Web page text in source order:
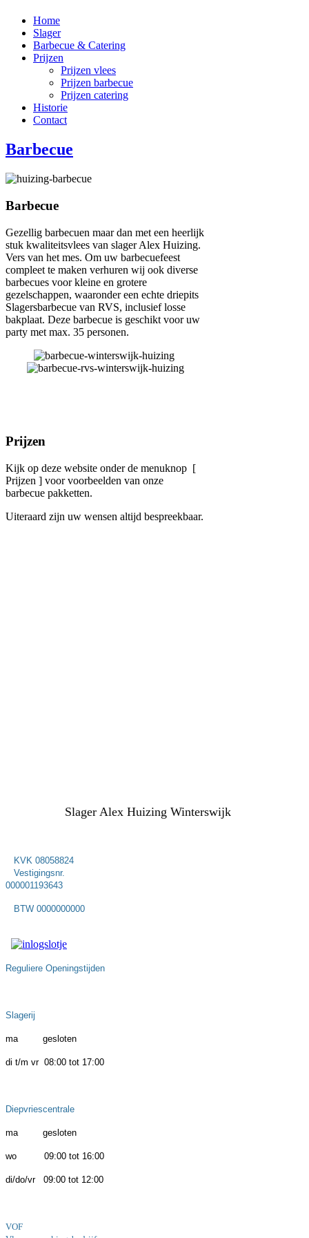
Home
Slager
Barbecue & Catering
Prijzen
Prijzen vlees
Prijzen barbecue
Prijzen catering
Historie
Contact
Barbecue
Barbecue
Gezellig barbecuen maar dan met een heerlijk
stuk kwaliteitsvlees van slager Alex Huizing.
Vers van het mes. Om uw barbecuefeest
compleet te maken verhuren wij ook diverse
barbecues voor kleine en grotere
gezelschappen, waaronder een echte driepits
Slagersbarbecue van RVS, inclusief losse
bakplaat. Deze barbecue is geschikt voor uw
party met max. 35 personen.
Prijzen
Kijk op deze website onder de menuknop [
Prijzen ] voor voorbeelden van onze
barbecue pakketten.
Uiteraard zijn uw wensen altijd bespreekbaar.
Slager Alex Huizing Winterswijk
KVK 08058824
Vestigingsnr.
000001193643
BTW 0000000000
Reguliere Openingstijden
Slagerij
ma gesloten
di t/m vr 08:00 tot 17:00
Diepvriescentrale
ma gesloten
wo 09:00 tot 16:00
di/do/vr 09:00 tot 12:00
VOF